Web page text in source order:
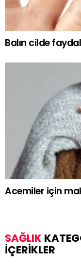
Balın cilde
Acemiler için
SAĞLIK
IÇERIKLER